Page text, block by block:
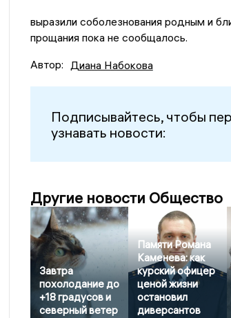
выразили соболезнования родным и
прощания пока не сообщалось.
Автор: Диана Набокова
Подписывайтесь, чтобы
узнавать новости:
Другие новости Общество
Завтра
похолодание до
+18 градусов и
северный ветер
Памяти Романа
Каменева: как
курский офицер
ценой жизни
остановил
диверсантов